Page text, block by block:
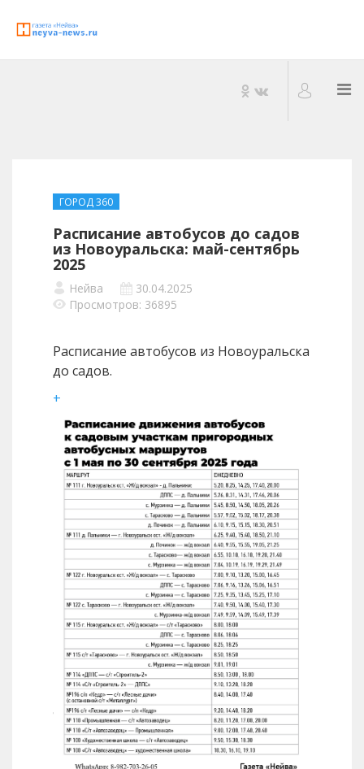
ГОРОД 360
Расписание автобусов до садов
из Новоуральска: май-сентябрь
2025
Нейва
30.04.2025
Просмотров: 36895
Расписание автобусов из Новоуральска
до садов.
+